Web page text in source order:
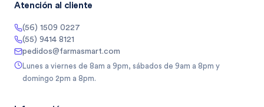
Atención al cliente
(56) 1509 0227
(55) 9414 8121
pedidos@farmasmart.com
Lunes a viernes de 8am a 9pm, sábados de 9am a 8pm y
domingo 2pm a 8pm.